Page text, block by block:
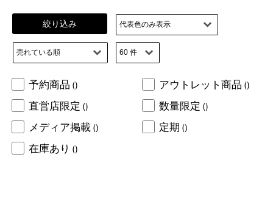
絞り込み
予約商品 () アウトレット商品 ()
直営店限定 () 数量限定 ()
メディア掲載 () 定期 ()
在庫あり ()